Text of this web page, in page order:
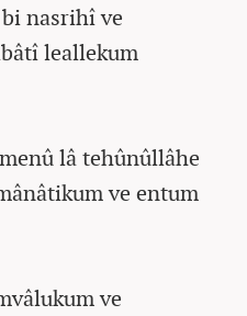
nasrihî ve
leallekum
lâ tehûnûllâhe
ve entum
ve